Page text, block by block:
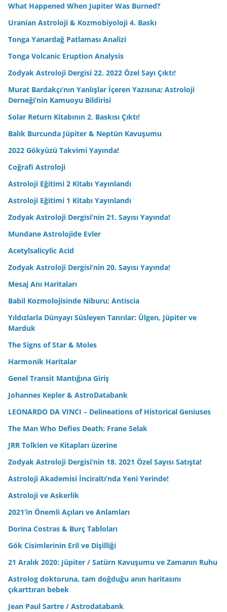
What Happened When Jupiter Was Burned?
Uranian Astroloji & Kozmobiyoloji 4. Baskı
Tonga Yanardağ Patlaması Analizi
Tonga Volcanic Eruption Analysis
Zodyak Astroloji Dergisi 22. 2022 Özel Sayı Çıktı!
Murat Bardakçı’nın Yanlışlar İçeren Yazısına; Astroloji
Derneği’nin Kamuoyu Bildirisi
Solar Return Kitabının 2. Baskısı Çıktı!
Balık Burcunda Jüpiter & Neptün Kavuşumu
2022 Gökyüzü Takvimi Yayında!
Coğrafi Astroloji
Astroloji Eğitimi 2 Kitabı Yayınlandı
Astroloji Eğitimi 1 Kitabı Yayınlandı
Zodyak Astroloji Dergisi’nin 21. Sayısı Yayında!
Mundane Astrolojide Evler
Acetylsalicylic Acid
Zodyak Astroloji Dergisi’nin 20. Sayısı Yayında!
Mesaj Anı Haritaları
Babil Kozmolojisinde Niburu; Antiscia
Yıldızlarla Dünyayı Süsleyen Tanrılar: Ülgen, Jüpiter ve
Marduk
The Signs of Star & Moles
Harmonik Haritalar
Genel Transit Mantığına Giriş
Johannes Kepler & AstroDatabank
LEONARDO DA VINCI – Delineations of Historical Geniuses
The Man Who Defies Death: Frane Selak
JRR Tolkien ve Kitapları üzerine
Zodyak Astroloji Dergisi’nin 18. 2021 Özel Sayısı Satışta!
Astroloji Akademisi İnciraltı’nda Yeni Yerinde!
Astroloji ve Askerlik
2021’in Önemli Açıları ve Anlamları
Dorina Costras & Burç Tabloları
Gök Cisimlerinin Eril ve Dişilliği
21 Aralık 2020: Jüpiter / Satürn Kavuşumu ve Zamanın Ruhu
Astrolog doktoruna, tam doğduğu anın haritasını
çıkarttıran bebek
Jean Paul Sartre / Astrodatabank